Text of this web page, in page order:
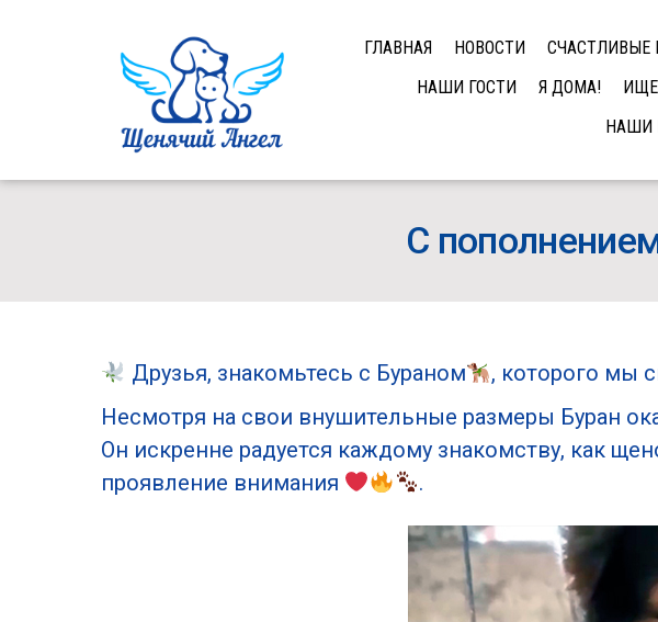
ГЛАВНАЯ НОВОСТИ СЧАСТЛИВЫЕ
НАШИ ГОСТИ
Я ДОМА!
НАШИ
С
Друзья, знакомьтесь с Бураном
, которого мы
Несмотря на свои внушительные размеры Буран
Он искренне радуется каждому знакомству, как
проявление внимания
.